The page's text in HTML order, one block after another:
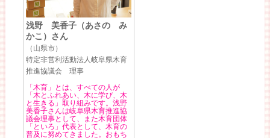
浅野 美香子（あさの み
かこ）さん
（山県市）
特定非営利活動法人岐阜県木育
推進協議会 理事
「木育」とは、すべての人が
「木とふれあい、木に学び、木
と生きる」取り組みです。浅野
美香子さんは岐阜県木育推進協
議会理事として、また木育団体
「といろ」代表として、木育の
普及に努めてきました。おもち